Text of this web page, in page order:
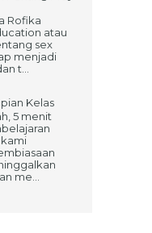
Rofika
atau
sex
menjadi
t...
Kelas
5 menit
kami
me...